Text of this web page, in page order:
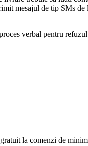
mesajul de tip SMs
verbal pentru
la comenzi de